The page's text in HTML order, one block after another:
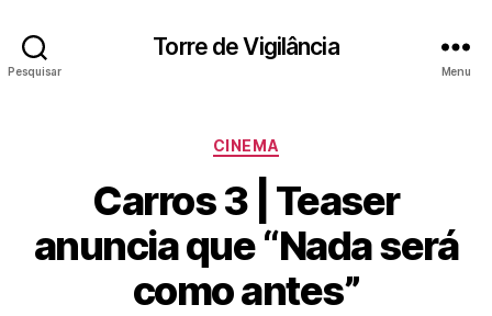
Pesquisar
Torre de Vigilância
Menu
Categorias
CINEMA
Carros 3 | Teaser
anuncia que “Nada será
como antes”